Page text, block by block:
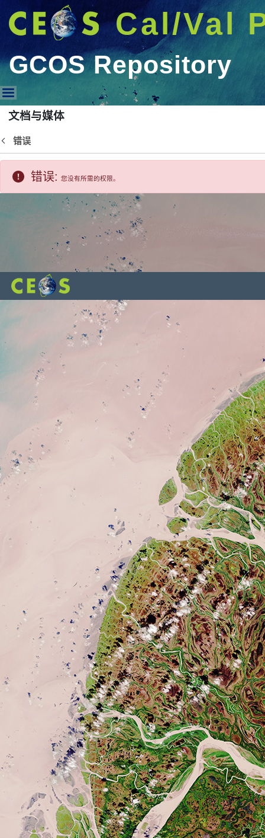
Cal/Val
GCOS Repository
GCOS Repository
文档与媒体
错误
错误: 您没有所需的权限。